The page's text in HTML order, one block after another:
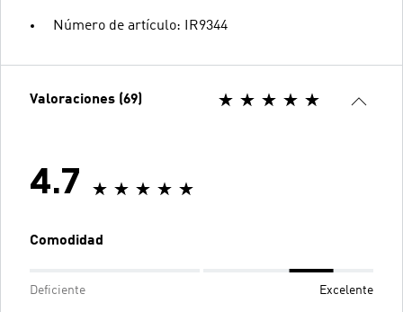
Número de artículo: IR9344
Valoraciones (69)
4.7
Comodidad
Deficiente Excelente